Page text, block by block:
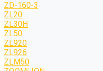
ZD-160-3
ZL20
ZL30H
ZL50
ZL920
ZL926
ZLM50